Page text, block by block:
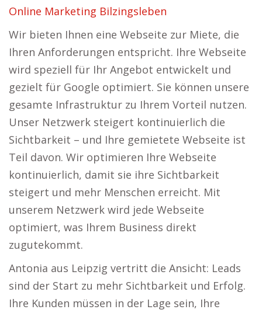
Online Marketing Bilzingsleben
Wir bieten Ihnen eine Webseite zur Miete, die
Ihren Anforderungen entspricht. Ihre Webseite
wird speziell für Ihr Angebot entwickelt und
gezielt für Google optimiert. Sie können unsere
gesamte Infrastruktur zu Ihrem Vorteil nutzen.
Unser Netzwerk steigert kontinuierlich die
Sichtbarkeit – und Ihre gemietete Webseite ist
Teil davon. Wir optimieren Ihre Webseite
kontinuierlich, damit sie ihre Sichtbarkeit
steigert und mehr Menschen erreicht. Mit
unserem Netzwerk wird jede Webseite
optimiert, was Ihrem Business direkt
zugutekommt.
Antonia aus Leipzig vertritt die Ansicht: Leads
sind der Start zu mehr Sichtbarkeit und Erfolg.
Ihre Kunden müssen in der Lage sein, Ihre